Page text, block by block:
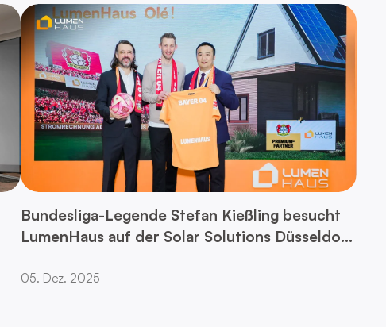
Bundesliga-Legende Stefan Kießling besucht
LumenHaus auf der Solar Solutions Düsseldorf
05. Dez. 2025